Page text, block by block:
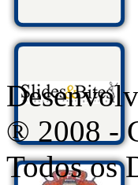
® 2008 -
Todos os